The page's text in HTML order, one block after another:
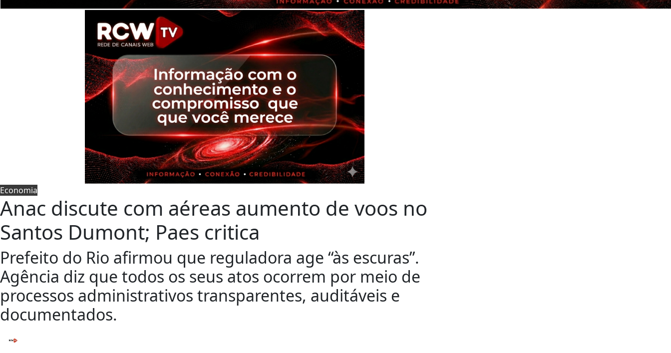
Economia
Anac discute com aéreas aumento de voos no
Santos Dumont; Paes critica
Prefeito do Rio afirmou que reguladora age “às escuras”.
Agência diz que todos os seus atos ocorrem por meio de
processos administrativos transparentes, auditáveis e
documentados.